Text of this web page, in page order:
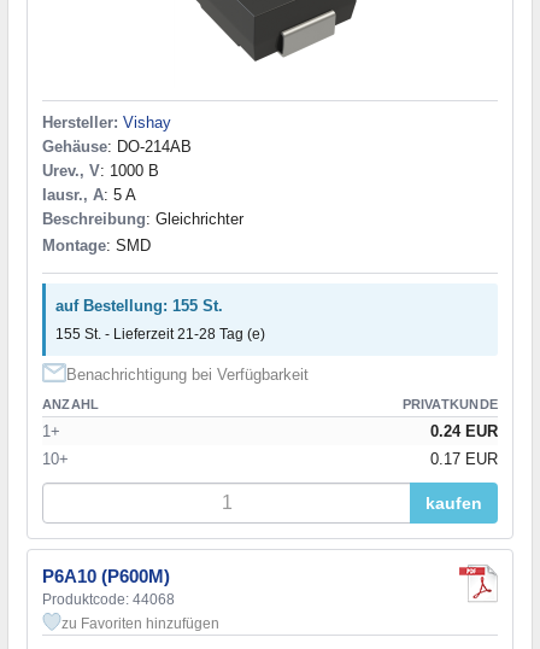
Hersteller: Vishay
Gehäuse: DO-214AB
Urev., V: 1000 В
Iausr., A: 5 A
Beschreibung: Gleichrichter
Montage: SMD
auf Bestellung: 155 St.
155 St. - Lieferzeit 21-28 Tag (e)
Benachrichtigung bei Verfügbarkeit
ANZAHL PRIVATKUNDE
1+
0.24 EUR
10+
0.17 EUR
kaufen
P6A10 (P600M)
Produktcode: 44068
zu Favoriten hinzufügen